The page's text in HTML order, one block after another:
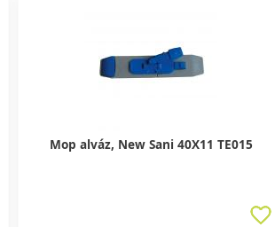
Mop alváz, New Sani 40X11 TE015